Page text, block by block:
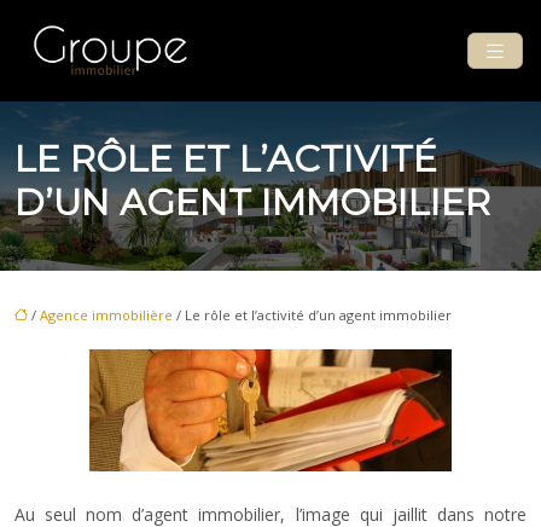
LE RÔLE ET L’ACTIVITÉ
D’UN AGENT IMMOBILIER
/ Agence immobilière / Le rôle et l’activité d’un agent immobilier
Au seul nom d’agent immobilier, l’image qui jaillit dans notre